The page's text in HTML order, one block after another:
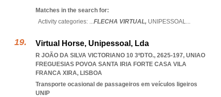
Matches in the search for:
Activity categories: ...FLECHA VIRTUAL, UNIPESSOAL...
Virtual Horse, Unipessoal, Lda
R JOÃO DA SILVA VICTORIANO 10 3ºDTO., 2625-197, UNIAO
FREGUESIAS POVOA SANTA IRIA FORTE CASA VILA
FRANCA XIRA, LISBOA
Transporte ocasional de passageiros em veículos ligeiros
UNIP